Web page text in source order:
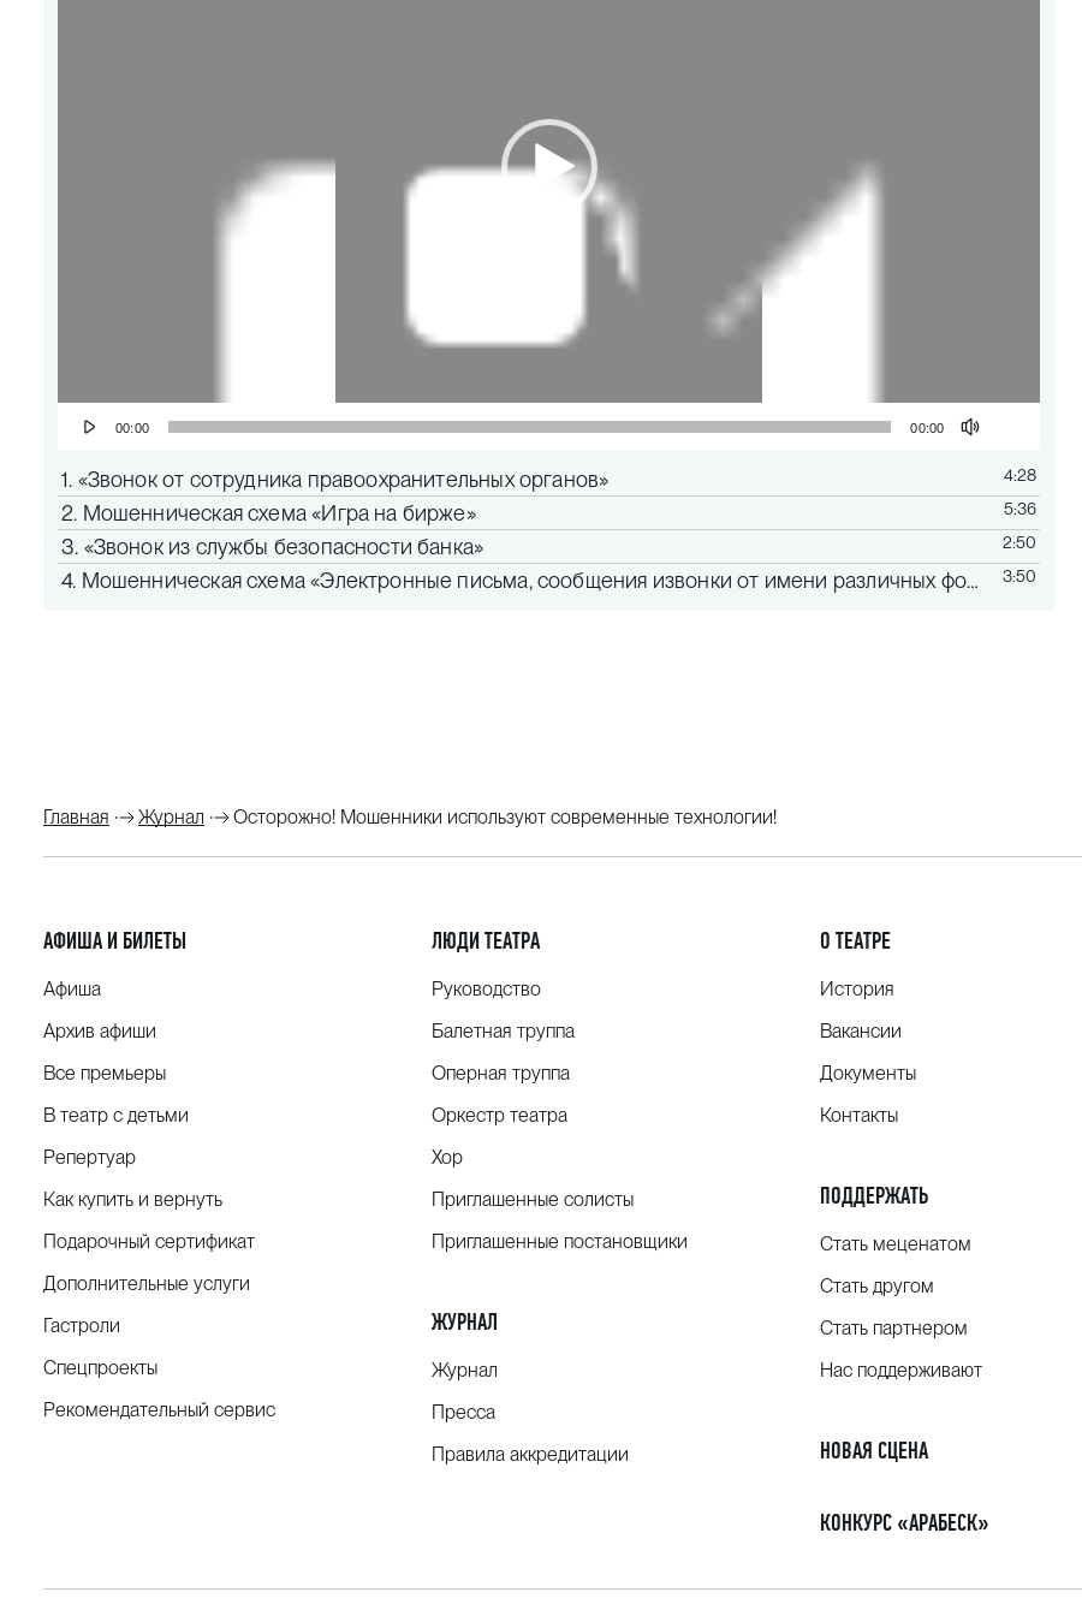
00:00 00:00
1. «Звонок от сотрудника правоохранительных органов» 4:28
2. Мошенническая схема «Игра на бирже» 5:36
3. «Звонок из службы безопасности банка» 2:50
4. Мошенническая схема «Электронные письма, сообщения извонки от имени различных фондов» 3:50
Главная Журнал Осторожно! Мошенники используют современные технологии!
АФИША И БИЛЕТЫ
Афиша
Архив афиши
Все премьеры
В театр с детьми
Репертуар
Как купить и вернуть
Подарочный сертификат
Дополнительные услуги
Гастроли
Спецпроекты
Рекомендательный сервис
ЛЮДИ ТЕАТРА
Руководство
Балетная труппа
Оперная труппа
Оркестр театра
Хор
Приглашенные солисты
Приглашенные постановщики
ЖУРНАЛ
Журнал
Пресса
Правила аккредитации
О ТЕАТРЕ
История
Вакансии
Документы
Контакты
ПОДДЕРЖАТЬ
Стать меценатом
Стать другом
Стать партнером
Нас поддерживают
НОВАЯ СЦЕНА
КОНКУРС «АРАБЕСК»